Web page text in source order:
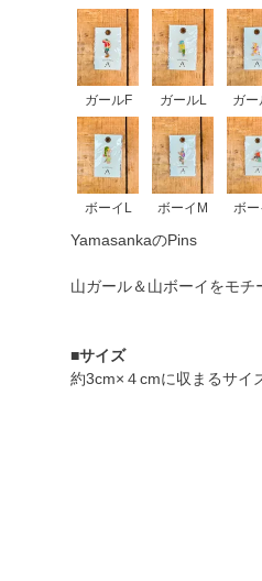
ガールF ガールL ガー
ボーイL ボーイM ボ
YamasankaのPins
山ガール＆山ボーイをモチ
■サイズ
約3cm×４cmに収まるサイ